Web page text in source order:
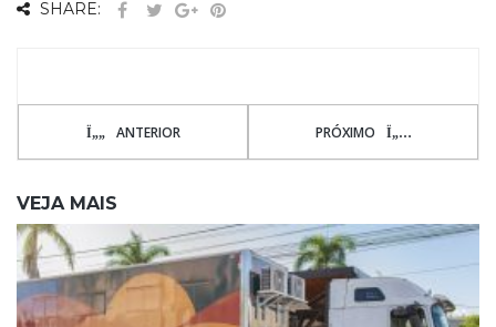
SHARE:
ANTERIOR PRÓXIMO
VEJA MAIS